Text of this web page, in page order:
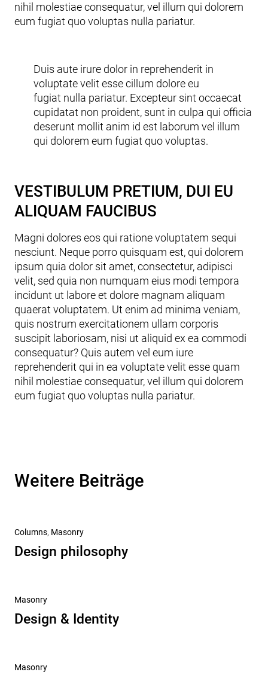
nihil molestiae consequatur, vel illum qui dolorem
eum fugiat quo voluptas nulla pariatur.
Duis aute irure dolor in reprehenderit in
voluptate velit esse cillum dolore eu
fugiat nulla pariatur. Excepteur sint occaecat
cupidatat non proident, sunt in culpa qui officia
deserunt mollit anim id est laborum vel illum
qui dolorem eum fugiat quo voluptas.
VESTIBULUM PRETIUM, DUI EU
ALIQUAM FAUCIBUS
Magni dolores eos qui ratione voluptatem sequi
nesciunt. Neque porro quisquam est, qui dolorem
ipsum quia dolor sit amet, consectetur, adipisci
velit, sed quia non numquam eius modi tempora
incidunt ut labore et dolore magnam aliquam
quaerat voluptatem. Ut enim ad minima veniam,
quis nostrum exercitationem ullam corporis
suscipit laboriosam, nisi ut aliquid ex ea commodi
consequatur? Quis autem vel eum iure
reprehenderit qui in ea voluptate velit esse quam
nihil molestiae consequatur, vel illum qui dolorem
eum fugiat quo voluptas nulla pariatur.
Weitere Beiträge
Columns, Masonry
Design philosophy
Masonry
Design & Identity
Masonry